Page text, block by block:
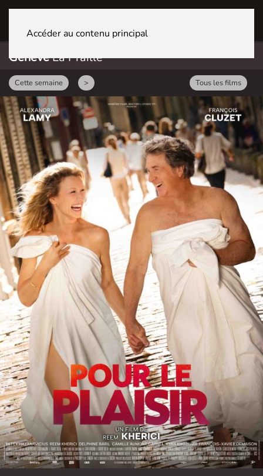
Accéder au contenu principal
GenèveLa Praille
Cette semaine > Tous les films